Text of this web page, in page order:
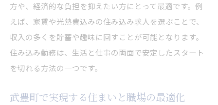
方や、経済的な負担を抑えたい方にとって最適です。例
えば、家賃や光熱費込みの住み込み求人を選ぶことで、
収入の多くを貯蓄や趣味に回すことが可能となります。
住み込み勤務は、生活と仕事の両面で安定したスタート
を切れる方法の一つです。
武豊町で実現する住まいと職場の最適化